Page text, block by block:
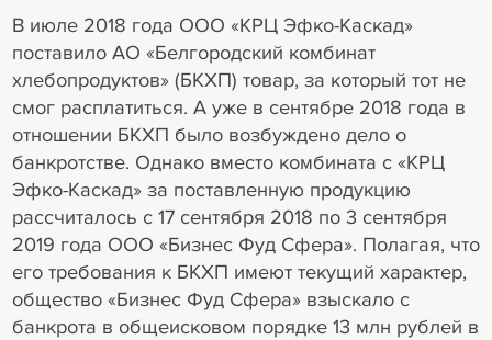
В июле 2018 года ООО «КРЦ Эфко-Каскад»
поставило АО «Белгородский комбинат
хлебопродуктов» (БКХП) товар, за который тот не
смог расплатиться. А уже в сентябре 2018 года в
отношении БКХП было возбуждено дело о
банкротстве. Однако вместо комбината с «КРЦ
Эфко-Каскад» за поставленную продукцию
рассчиталось с 17 сентября 2018 по 3 сентября
2019 года ООО «Бизнес Фуд Сфера». Полагая, что
его требования к БКХП имеют текущий характер,
общество «Бизнес Фуд Сфера» взыскало с
банкрота в общеисковом порядке 13 млн рублей в